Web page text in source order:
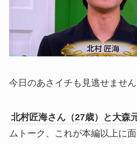
今日のあさイチも見逃せません
北村匠海さん（27歳）と大森
ムトーク、これが本編以上に面